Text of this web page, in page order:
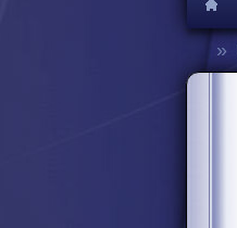
»